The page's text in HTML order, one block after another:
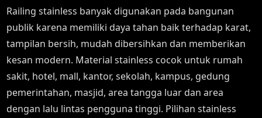
Railing stainless banyak digunakan pada bangunan
publik karena memiliki daya tahan baik terhadap karat,
tampilan bersih, mudah dibersihkan dan memberikan
kesan modern. Material stainless cocok untuk rumah
sakit, hotel, mall, kantor, sekolah, kampus, gedung
pemerintahan, masjid, area tangga luar dan area
dengan lalu lintas pengguna tinggi. Pilihan stainless